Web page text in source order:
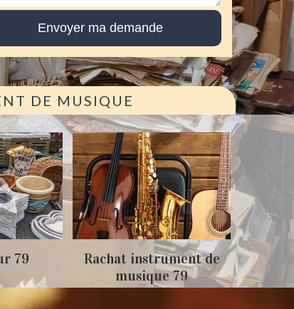
DE MUSIQUE
79
Rachat instrument de
musique 79